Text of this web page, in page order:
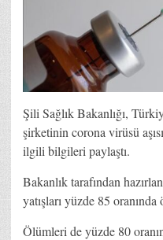
Şili Sağlık Bakanlığı,
şirketinin corona virüsü
ilgili bilgileri paylaştı.
Bakanlık tarafından
yatışları yüzde 85 oranında
Ölümleri de yüzde 80